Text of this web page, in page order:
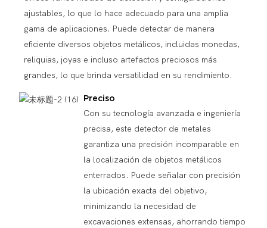
ajustables, lo que lo hace adecuado para una amplia
gama de aplicaciones. Puede detectar de manera
eficiente diversos objetos metálicos, incluidas monedas,
reliquias, joyas e incluso artefactos preciosos más
grandes, lo que brinda versatilidad en su rendimiento.
Preciso
Con su tecnología avanzada e ingeniería
precisa, este detector de metales
garantiza una precisión incomparable en
la localización de objetos metálicos
enterrados. Puede señalar con precisión
la ubicación exacta del objetivo,
minimizando la necesidad de
excavaciones extensas, ahorrando tiempo